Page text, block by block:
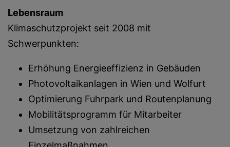
Lebensraum
Klimaschutzprojekt seit 2008 mit
Schwerpunkten:
Erhöhung Energieeffizienz in Gebäuden
Photovoltaikanlagen in Wien und Wolfurt
Optimierung Fuhrpark und Routenplanung
Mobilitätsprogramm für Mitarbeiter
Umsetzung von zahlreichen